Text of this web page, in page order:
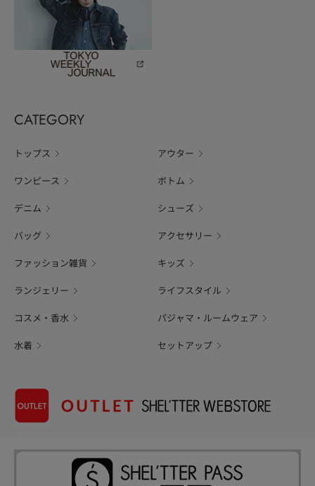
CATEGORY
トップス アウター
ワンピース ボトム
デニム シューズ
バッグ アクセサリー
ファッション雑貨 キッズ
ランジェリー ライフスタイル
コスメ・香水 パジャマ・ルームウェア
水着 セットアップ